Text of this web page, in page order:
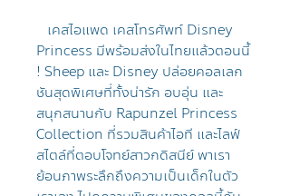
เคสไอแพด เคสโทรศัพท์ Disney
Princess มีพร้อมส่งในไทยแล้วตอนนี้
! Sheep และ Disney ปล่อยคอลเลก
ชันสุดพิเศษที่ทั้งน่ารัก อบอุ่น และ
สนุกสนานกับ Rapunzel Princess
Collection ที่รวมสินค้าไอที และไลฟ์
สไตล์ที่ตอบโจทย์สาวกดิสนีย์ พาเรา
ย้อนภาพระลึกถึงความเป็นเด็กในตัว